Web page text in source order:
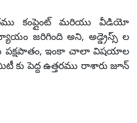
కంప్లైంట్ మరియు వీడియో
జరిగింది అని, అడ్డ్రెస్స్ ల
పక్షపాతం, ఇంకా చాలా విషయాల
కు పెద్ద ఉత్తరము రాశారు జూన్